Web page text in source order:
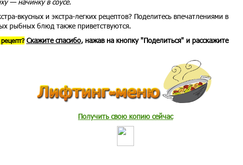
вкусных и экстра-легких рецептов? Поделитесь впечатлениями в
рыбных блюд также приветствуются.
Скажите спасибо, нажав на кнопку "Поделиться" и расскажите
Получить свою копию сейчас